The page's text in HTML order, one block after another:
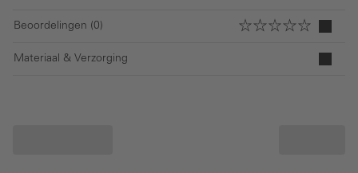
Beoordelingen (0)
Materiaal & Verzorging